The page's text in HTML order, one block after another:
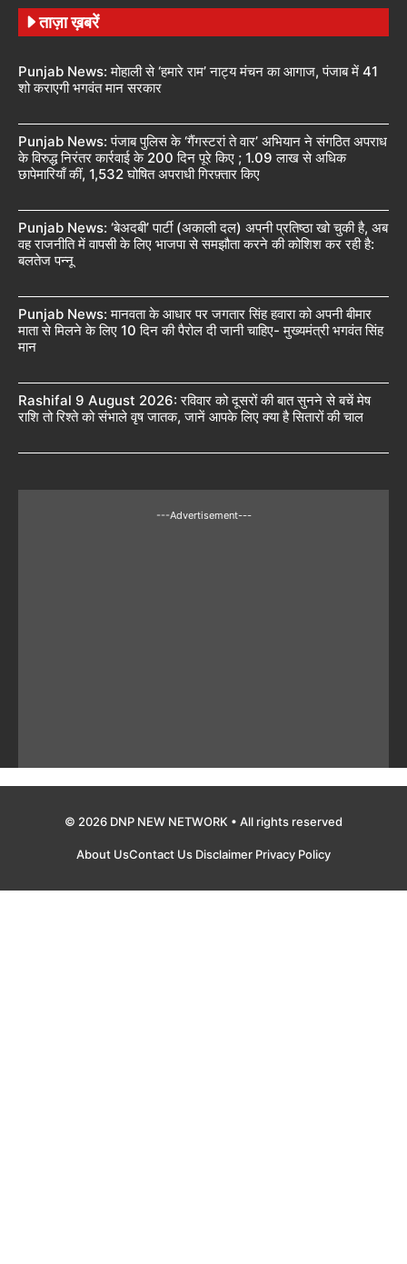
ताज़ा ख़बरें
Punjab News: मोहाली से ‘हमारे राम’ नाट्य मंचन का आगाज, पंजाब में 41
शो कराएगी भगवंत मान सरकार
Punjab News: पंजाब पुलिस के ‘गैंगस्टरां ते वार’ अभियान ने संगठित अपराध
के विरुद्ध निरंतर कार्रवाई के 200 दिन पूरे किए ; 1.09 लाख से अधिक
छापेमारियाँ कीं, 1,532 घोषित अपराधी गिरफ़्तार किए
Punjab News: ‘बेअदबी’ पार्टी (अकाली दल) अपनी प्रतिष्ठा खो चुकी है, अब
वह राजनीति में वापसी के लिए भाजपा से समझौता करने की कोशिश कर रही है:
बलतेज पन्नू
Punjab News: मानवता के आधार पर जगतार सिंह हवारा को अपनी बीमार
माता से मिलने के लिए 10 दिन की पैरोल दी जानी चाहिए- मुख्यमंत्री भगवंत सिंह
मान
Rashifal 9 August 2026: रविवार को दूसरों की बात सुनने से बचें मेष
राशि तो रिश्ते को संभाले वृष जातक, जानें आपके लिए क्या है सितारों की चाल
---Advertisement---
© 2026 DNP NEW NETWORK • All rights reserved
About UsContact Us Disclaimer Privacy Policy